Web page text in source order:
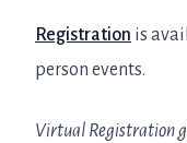
Registration is
person events.
Virtual Registration